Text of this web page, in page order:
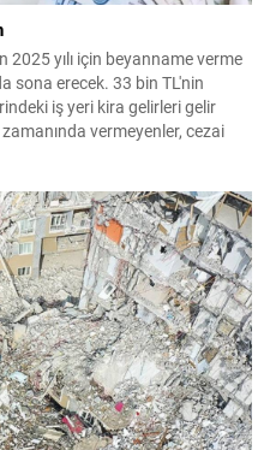
yılı için beyanname verme
sona erecek. 33 bin TL'nin
iş yeri kira gelirleri gelir
vermeyenler, cezai